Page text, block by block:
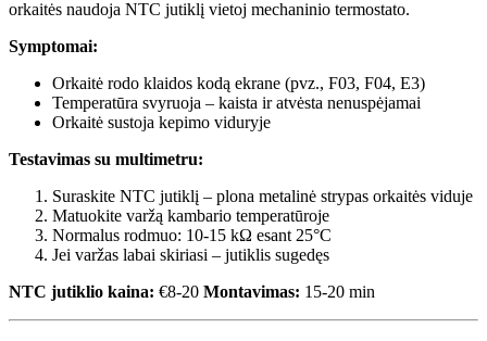
orkaitės naudoja NTC jutiklį vietoj mechaninio termostato.
Symptomai:
Orkaitė rodo klaidos kodą ekrane (pvz., F03, F04, E3)
Temperatūra svyruoja – kaista ir atvėsta nenuspėjamai
Orkaitė sustoja kepimo viduryje
Testavimas su multimetru:
Suraskite NTC jutiklį – plona metalinė strypas orkaitės viduje
Matuokite varžą kambario temperatūroje
Normalus rodmuo: 10-15 kΩ esant 25°C
Jei varžas labai skiriasi – jutiklis sugedęs
NTC jutiklio kaina: €8-20 Montavimas: 15-20 min